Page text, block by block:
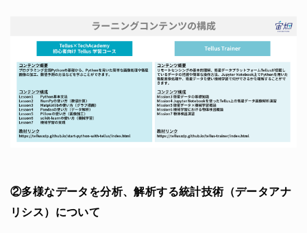
②多様なデータを分析、解析する統計技術（データアナ
リシス）について